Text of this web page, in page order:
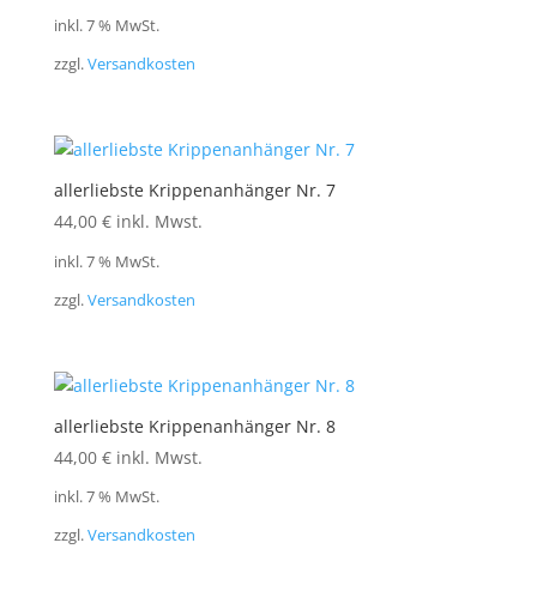
inkl. 7 % MwSt.
zzgl.Versandkosten
allerliebste Krippenanhänger Nr. 7
44,00 € inkl. Mwst.
inkl. 7 % MwSt.
zzgl.Versandkosten
allerliebste Krippenanhänger Nr. 8
44,00 € inkl. Mwst.
inkl. 7 % MwSt.
zzgl.Versandkosten